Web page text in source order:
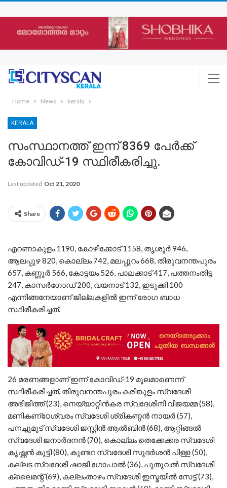
Home News kerala
KERALA
സംസ്ഥാനത്ത് ഇന്ന് 8369 പേര്‍ക്ക്
കോവിഡ്-19 സ്ഥിരീകരിച്ചു.
Last updated Oct 21, 2020
Share
എറണാകുളം 1190, കോഴിക്കോട് 1158, തൃശൂര്‍ 946,
ആലപ്പുഴ 820, കൊല്ലം 742, മലപ്പുറം 668, തിരുവനന്തപുരം
657, കണ്ണൂര്‍ 566, കോട്ടയം 526, പാലക്കാട് 417, പത്തനംതിട്ട
247, കാസര്‍ഗോഡ് 200, വയനാട് 132, ഇടുക്കി 100
എന്നിങ്ങനേയാണ് ജില്ലകളില്‍ ഇന്ന് രോഗ ബാധ
സ്ഥിരീകരിച്ചത്.
26 മരണങ്ങളാണ് ഇന്ന് കോവിഡ്-19 മൂലമാണെന്ന്
സ്ഥിരീകരിച്ചത്. തിരുവനന്തപുരം കരിങ്കുളം സ്വദേശി
അഭിജിത്ത് (23), നെയ്യാറ്റിന്‍കര സ്വദേശിനി വിജയമ്മ (58),
മണികണ്‌ഠേശ്വരം സ്വദേശി ശ്രികണ്ഠന്‍ നായര്‍ (57),
പനച്ചുമൂട് സ്വദേശി ജസ്റ്റിന്‍ ആല്‍ബിന്‍ (68), ആറ്റിങ്ങല്‍
സ്വദേശി ജനാര്‍ദനന്‍ (70), കൊല്ലം തെക്കേക്കര സ്വദേശി
കൃഷ്ണന്‍ കുട്ടി (80), കുണ്ടറ സ്വദേശി സുദര്‍ശന്‍ പിള്ള (50),
കല്ലട സ്വദേശി ഷാജി ഗോപാല്‍ (36), പുതുവല്‍ സ്വദേശി
ക്ലൈമന്റ് (69), കല്ലംതാഴം സ്വദേശി ഇസ്മയില്‍ സേട്ട് (73),